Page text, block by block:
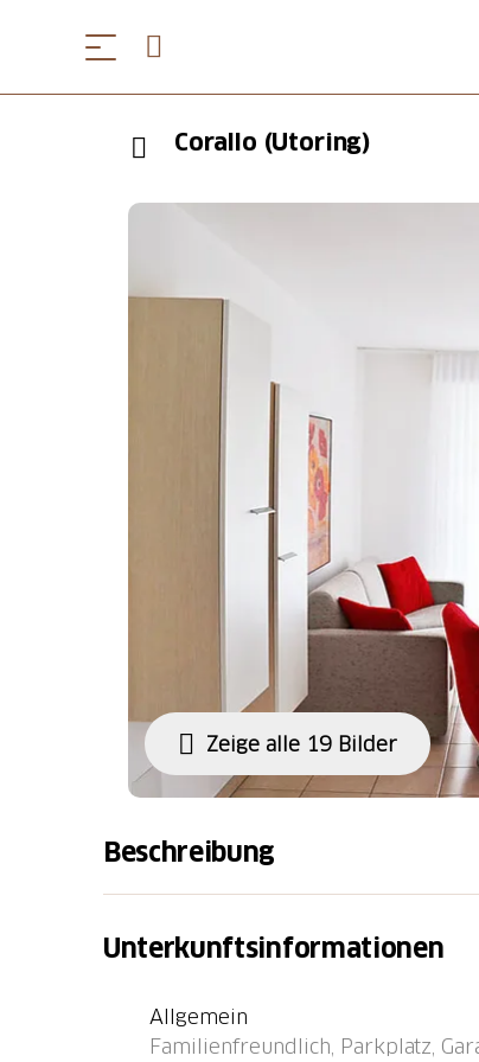
Corallo (Utoring)
Zeige alle 19 Bilder
Beschreibung
Stockwerken. 13 Wohnungen in der
Sonnenterrasse, Zentralheizung,
extra). Zufahrt bis zum Haus.
Unterkunftsinformationen
Allgemein
Familienfreundlich, Parkplatz,